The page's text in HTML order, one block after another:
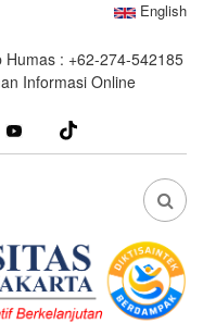
English
: +62-274-542185
Informasi Online
youtube
FA